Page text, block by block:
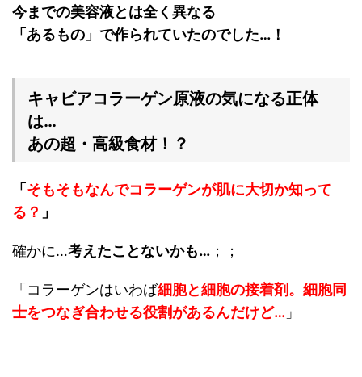
今までの美容液とは全く異なる
「あるもの」で作られていたのでした…！
キャビアコラーゲン原液の気になる正体
は…
あの超・高級食材！？
「 そもそもなんでコラーゲンが肌に大切か知って
る？ 」
確かに…考えたことないかも… ；；
「コラーゲンはいわば細胞と細胞の接着剤 。細胞同
士をつなぎ合わせる役割があるんだけど… 」